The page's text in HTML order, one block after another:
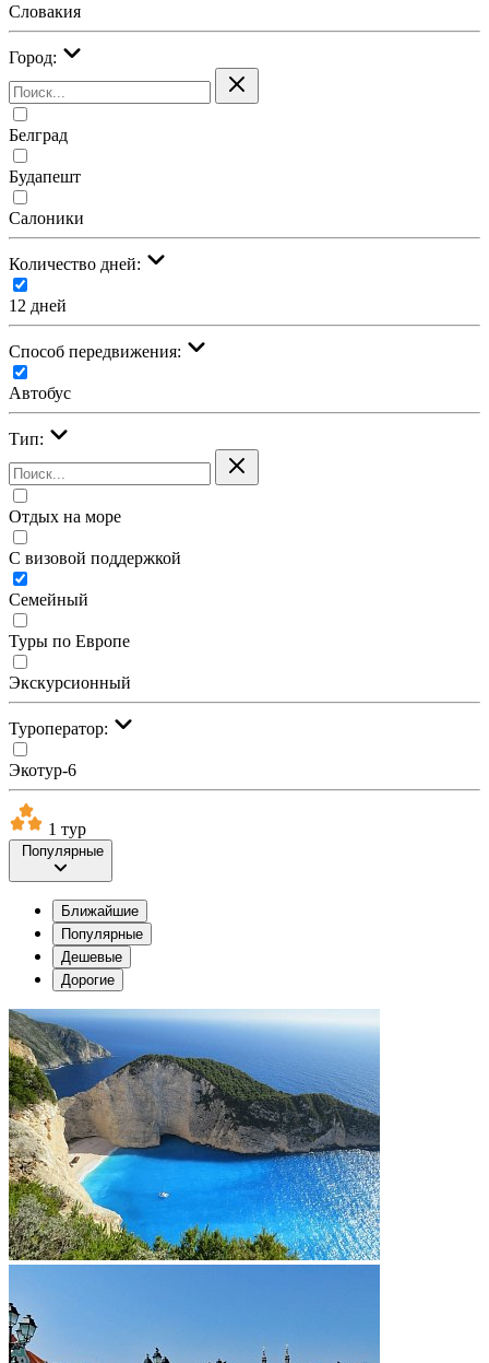
Словакия
Город:
Белград
Будапешт
Салоники
Количество дней:
12 дней
Cпособ передвижения:
Автобус
Тип:
Отдых на море
С визовой поддержкой
Семейный
Туры по Европе
Экскурсионный
Туроператор:
Экотур-6
1 тур
Популярные
Ближайшие
Популярные
Дешевые
Дорогие